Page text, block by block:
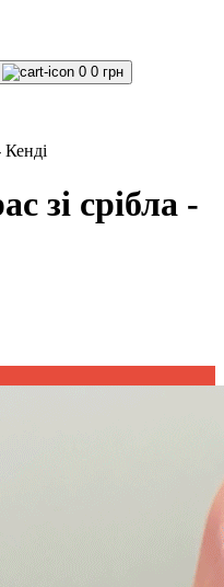
0 0 грн
Кенді
зі срібла -